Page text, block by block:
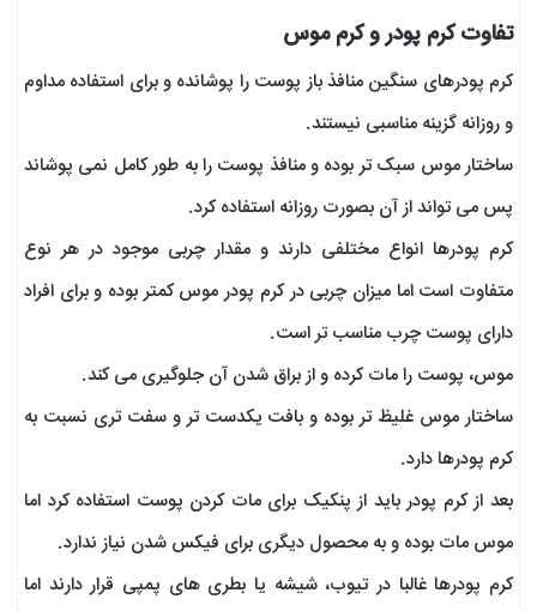
تفاوت کرم پودر و کرم موس
کرم پودرهای سنگین منافذ باز پوست را پوشانده و برای استفاده مداوم
و روزانه گزینه مناسبی نیستند.
ساختار موس سبک تر بوده و منافذ پوست را به طور کامل نمی پوشاند
پس می تواند از آن بصورت روزانه استفاده کرد.
کرم پودرها انواع مختلفی دارند و مقدار چربی موجود در هر نوع
متفاوت است اما میزان چربی در کرم پودر موس کمتر بوده و برای افراد
دارای پوست چرب مناسب تر است.
موس، پوست را مات کرده و از براق شدن آن جلوگیری می کند.
ساختار موس غلیظ تر بوده و بافت یکدست تر و سفت تری نسبت به
کرم پودرها دارد.
بعد از کرم پودر باید از پنکیک برای مات کردن پوست استفاده کرد اما
موس مات بوده و به محصول دیگری برای فیکس شدن نیاز ندارد.
کرم پودرها غالبا در تیوب، شیشه یا بطری های پمپی قرار دارند اما